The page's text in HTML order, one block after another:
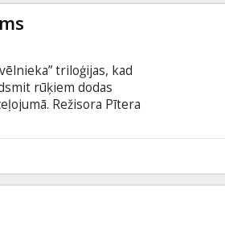
triloģijas, kad
rūķiem dodas
Režisora Pītera
filmu uz lielā ekrāna
kinoteātros nekad
ir atjaunota 4K kvalitātē